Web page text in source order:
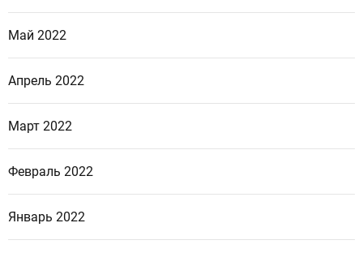
Май 2022
Апрель 2022
Март 2022
Февраль 2022
Январь 2022